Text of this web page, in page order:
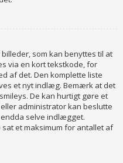
som kan benyttes til at
via en kort tekstkode, for
af det. Den komplette liste
et nyt indlæg. Bemærk at det
De kan hurtigt gøre et
administrator kan beslutte
selve indlægget.
et maksimum for antallet af